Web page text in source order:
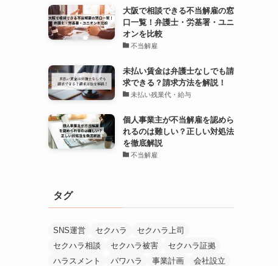
大阪で相談できる不当解雇の窓
口一覧！弁護士・労基署・ユニ
オンを比較
不当解雇
未払い賃金は弁護士なしでも請
求できる？請求方法を解説！
未払い残業代・給与
個人事業主が不当解雇を認めら
れるのは難しい？正しい対処法
を徹底解説
不当解雇
タグ
SNS運営 セクハラ
セクハラ上司
セクハラ相談
セクハラ被害
セクハラ証拠
ハラスメント
パワハラ 事業計画
会社設立